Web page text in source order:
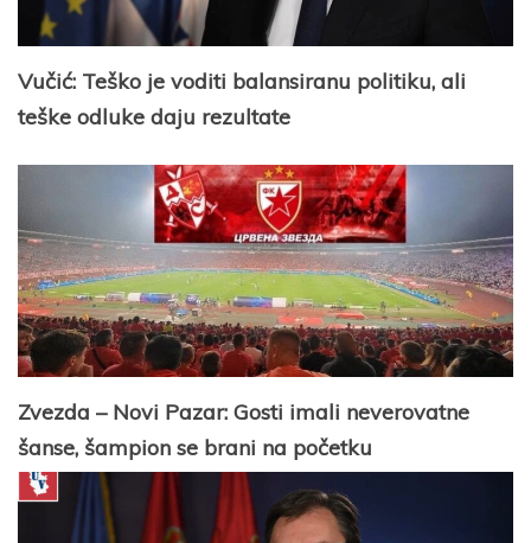
Vučić: Teško je voditi balansiranu politiku, ali
teške odluke daju rezultate
Zvezda – Novi Pazar: Gosti imali neverovatne
šanse, šampion se brani na početku